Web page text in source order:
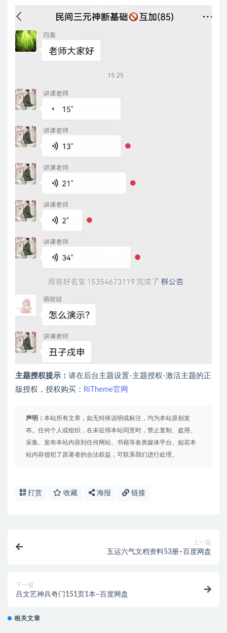
主题授权提示： 请在后台主题设置-主题授权-激活主题的正
版授权，授权购买： RiTheme官网
声明： 本站所有文章，如无特殊说明或标注，均为本站原创发
布。任何个人或组织，在未征得本站同意时，禁止复制、盗用、
采集、发布本站内容到任何网站、书籍等各类媒体平台。如若本
站内容侵犯了原著者的合法权益，可联系我们进行处理。
打赏 收藏 海报 链接
上一篇
五运六气文档资料53册–百度网盘
下一篇
吕文艺神兵奇门151页1本–百度网盘
相关文章